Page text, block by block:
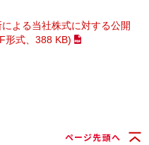
よる当社株式に対する公開
式、 388 KB)
ページ先頭へ